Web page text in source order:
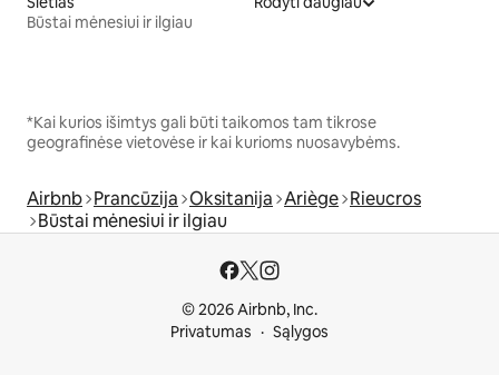
Būstai mėnesiui ir ilgiau
*Kai kurios išimtys gali būti taikomos tam tikrose
geografinėse vietovėse ir kai kurioms nuosavybėms.
Airbnb Prancūzija Oksitanija Ariège Rieucros
Būstai mėnesiui ir ilgiau
© 2026 Airbnb, Inc.
Privatumas
Sąlygos